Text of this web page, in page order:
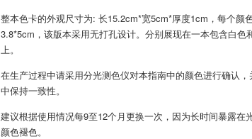
整本色卡的外观尺寸为: 长15.2cm*宽5cm*厚度1cm，每个颜
3.8*5cm，该版本采用无打孔设计。分别展现在一本包含白色
上。
在生产过程中请采用分光测色仪对本指南中的颜色进行确认，
中保持一致性。
建议根据使用情况每9至12个月更换一次，因为长时间暴露在
颜色褪色。